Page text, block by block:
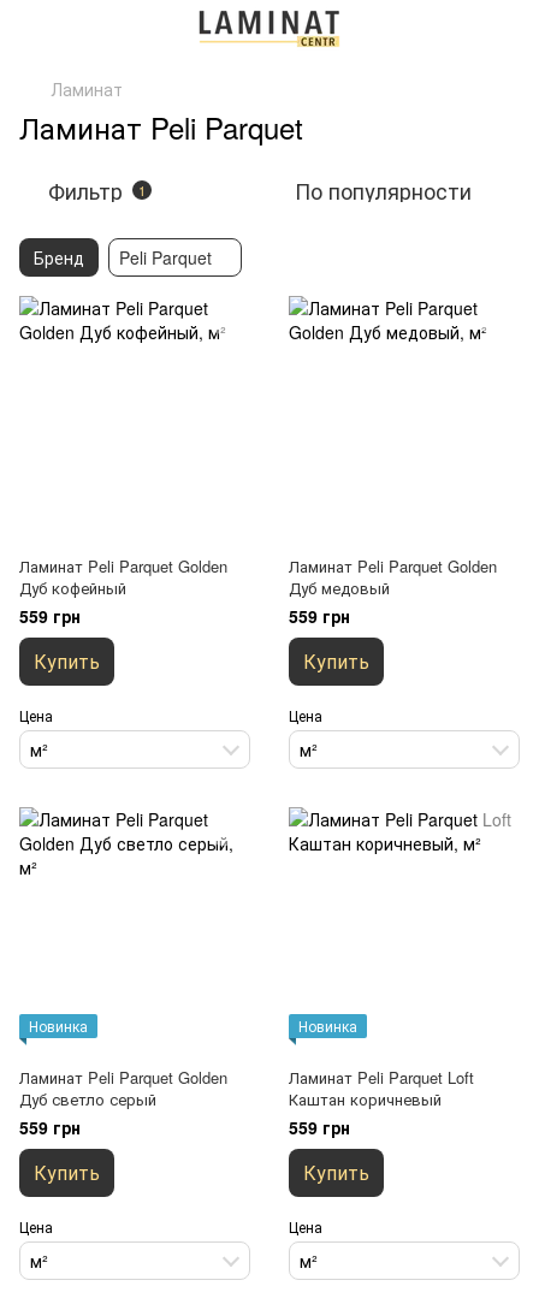
Ламинат
Ламинат Peli Parquet
Фильтр 1 По популярности
Бренд Peli Parquet
Ламинат Peli Parquet Golden
Дуб кофейный
559 грн
Купить
Цена
м²
Ламинат Peli Parquet Golden
Дуб медовый
559 грн
Купить
Цена
м²
Новинка
Ламинат Peli Parquet Golden
Дуб светло серый
559 грн
Купить
Цена
м²
Новинка
Ламинат Peli Parquet Loft
Каштан коричневый
559 грн
Купить
Цена
м²